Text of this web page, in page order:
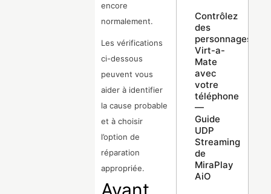
encore
normalement.
Les vérifications
ci-dessous
peuvent vous
aider à identifier
la cause probable
et à choisir
l’option de
réparation
appropriée.
Contrôlez
des
personnages
Virt-a-
Mate
avec
votre
téléphone
—
Guide
UDP
Streaming
de
MiraPlay
AiO